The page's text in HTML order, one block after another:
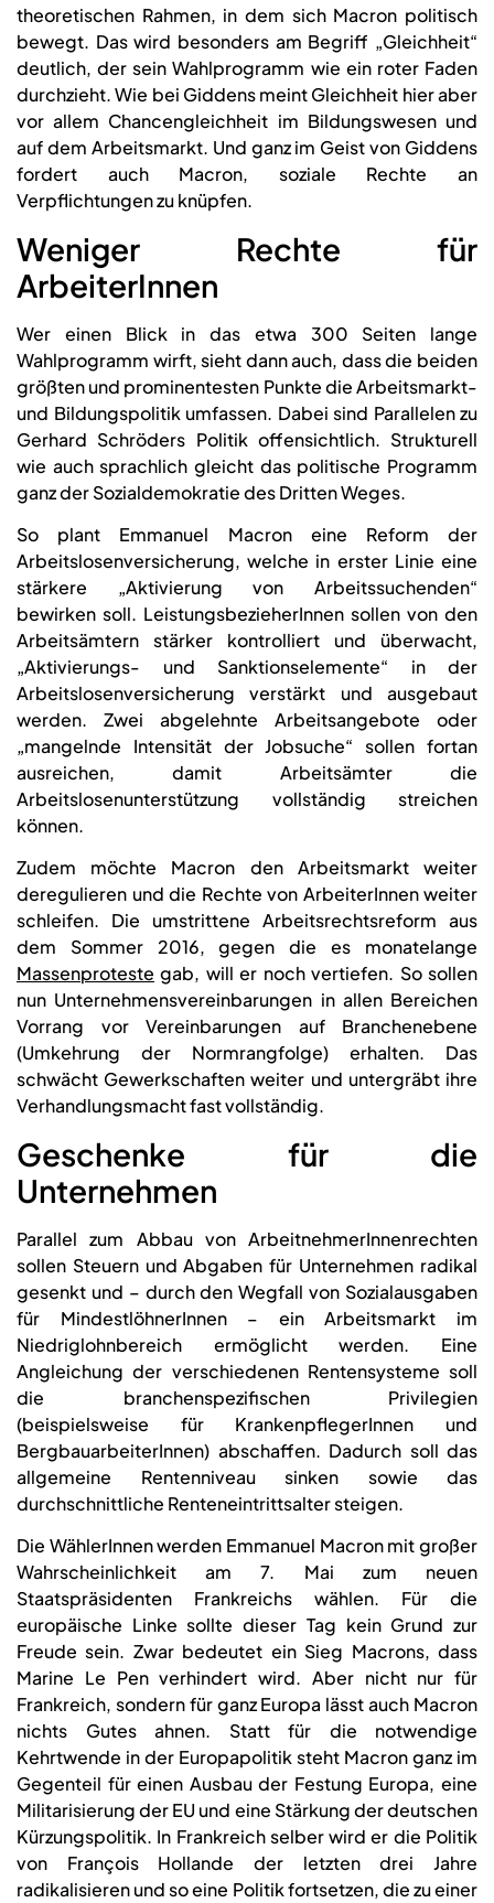
theoretischen Rahmen, in dem sich Macron politisch
bewegt. Das wird besonders am Begriff „Gleichheit“
deutlich, der sein Wahlprogramm wie ein roter Faden
durchzieht. Wie bei Giddens meint Gleichheit hier aber
vor allem Chancengleichheit im Bildungswesen und
auf dem Arbeitsmarkt. Und ganz im Geist von Giddens
fordert auch Macron, soziale Rechte an
Verpflichtungen zu knüpfen.
Weniger Rechte für
ArbeiterInnen
Wer einen Blick in das etwa 300 Seiten lange
Wahlprogramm wirft, sieht dann auch, dass die beiden
größten und prominentesten Punkte die Arbeitsmarkt-
und Bildungspolitik umfassen. Dabei sind Parallelen zu
Gerhard Schröders Politik offensichtlich. Strukturell
wie auch sprachlich gleicht das politische Programm
ganz der Sozialdemokratie des Dritten Weges.
So plant Emmanuel Macron eine Reform der
Arbeitslosenversicherung, welche in erster Linie eine
stärkere „Aktivierung von Arbeitssuchenden“
bewirken soll. LeistungsbezieherInnen sollen von den
Arbeitsämtern stärker kontrolliert und überwacht,
„Aktivierungs- und Sanktionselemente“ in der
Arbeitslosenversicherung verstärkt und ausgebaut
werden. Zwei abgelehnte Arbeitsangebote oder
„mangelnde Intensität der Jobsuche“ sollen fortan
ausreichen, damit Arbeitsämter die
Arbeitslosenunterstützung vollständig streichen
können.
Zudem möchte Macron den Arbeitsmarkt weiter
deregulieren und die Rechte von ArbeiterInnen weiter
schleifen. Die umstrittene Arbeitsrechtsreform aus
dem Sommer 2016, gegen die es monatelange
Massenproteste gab, will er noch vertiefen. So sollen
nun Unternehmensvereinbarungen in allen Bereichen
Vorrang vor Vereinbarungen auf Branchenebene
(Umkehrung der Normrangfolge) erhalten. Das
schwächt Gewerkschaften weiter und untergräbt ihre
Verhandlungsmacht fast vollständig.
Geschenke für die
Unternehmen
Parallel zum Abbau von ArbeitnehmerInnenrechten
sollen Steuern und Abgaben für Unternehmen radikal
gesenkt und – durch den Wegfall von Sozialausgaben
für MindestlöhnerInnen – ein Arbeitsmarkt im
Niedriglohnbereich ermöglicht werden. Eine
Angleichung der verschiedenen Rentensysteme soll
die branchenspezifischen Privilegien
(beispielsweise für KrankenpflegerInnen und
BergbauarbeiterInnen) abschaffen. Dadurch soll das
allgemeine Rentenniveau sinken sowie das
durchschnittliche Renteneintrittsalter steigen.
Die WählerInnen werden Emmanuel Macron mit großer
Wahrscheinlichkeit am 7. Mai zum neuen
Staatspräsidenten Frankreichs wählen. Für die
europäische Linke sollte dieser Tag kein Grund zur
Freude sein. Zwar bedeutet ein Sieg Macrons, dass
Marine Le Pen verhindert wird. Aber nicht nur für
Frankreich, sondern für ganz Europa lässt auch Macron
nichts Gutes ahnen. Statt für die notwendige
Kehrtwende in der Europapolitik steht Macron ganz im
Gegenteil für einen Ausbau der Festung Europa, eine
Militarisierung der EU und eine Stärkung der deutschen
Kürzungspolitik. In Frankreich selber wird er die Politik
von François Hollande der letzten drei Jahre
radikalisieren und so eine Politik fortsetzen, die zu einer